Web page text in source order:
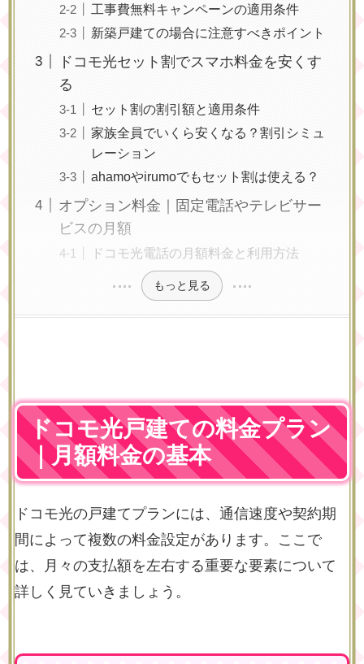
工事費無料キャンペーンの適用条件
新築戸建ての場合に注意すべきポイント
ドコモ光セット割でスマホ料金を安くす
る
セット割の割引額と適用条件
家族全員でいくら安くなる？割引シミュ
レーション
ahamoやirumoでもセット割は使える？
オプション料金｜固定電話やテレビサー
ビスの月額
ドコモ光電話の月額料金と利用方法
もっと見る
ドコモ光戸建ての料金プラン
｜月額料金の基本
ドコモ光の戸建てプランには、通信速度や契約期
間によって複数の料金設定があります。ここで
は、月々の支払額を左右する重要な要素について
詳しく見ていきましょう。